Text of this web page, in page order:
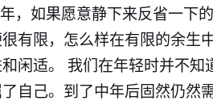
，如果愿意静下来反省一下
有限，怎么样在有限的余生
闲适。 我们在年轻时并不知
自己。到了中年后固然仍然